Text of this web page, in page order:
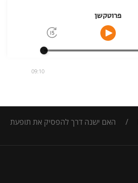
פרוטקשן
09:10
/ האם ישנה דרך להפסיק את תופעת